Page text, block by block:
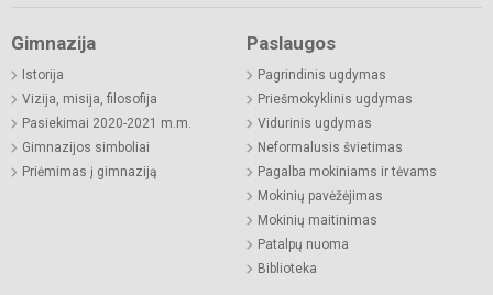
Gimnazija
Istorija
Vizija, misija, filosofija
Pasiekimai 2020-2021 m.m.
Gimnazijos simboliai
Priėmimas į gimnaziją
Paslaugos
Pagrindinis ugdymas
Priešmokyklinis ugdymas
Vidurinis ugdymas
Neformalusis švietimas
Pagalba mokiniams ir tėvams
Mokinių pavėžėjimas
Mokinių maitinimas
Patalpų nuoma
Biblioteka